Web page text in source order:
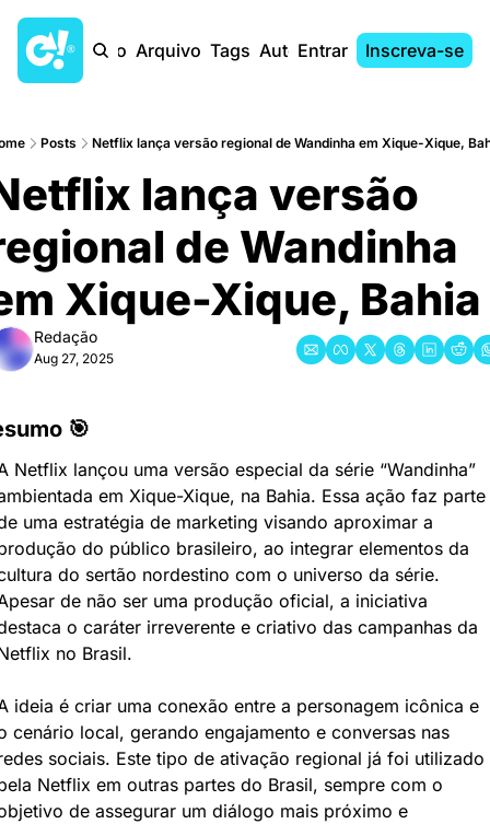
Início Arquivo Tags AutoresEntrar Inscreva-se
Posts Netflix lança versão regional de Wandinha em Xique-Xique,
lança versão
de Wandinha
Xique-Xique, Bahia
Redação
Aug 27, 2025
🎯
Netflix lançou uma versão especial da série “Wandinha”
em Xique-Xique, na Bahia. Essa ação faz parte
uma estratégia de marketing visando aproximar a
do público brasileiro, ao integrar elementos da
do sertão nordestino com o universo da série.
de não ser uma produção oficial, a iniciativa
o caráter irreverente e criativo das campanhas da
no Brasil.
ideia é criar uma conexão entre a personagem icônica e
cenário local, gerando engajamento e conversas nas
sociais. Este tipo de ativação regional já foi utilizado
Netflix em outras partes do Brasil, sempre com o
de assegurar um diálogo mais próximo e